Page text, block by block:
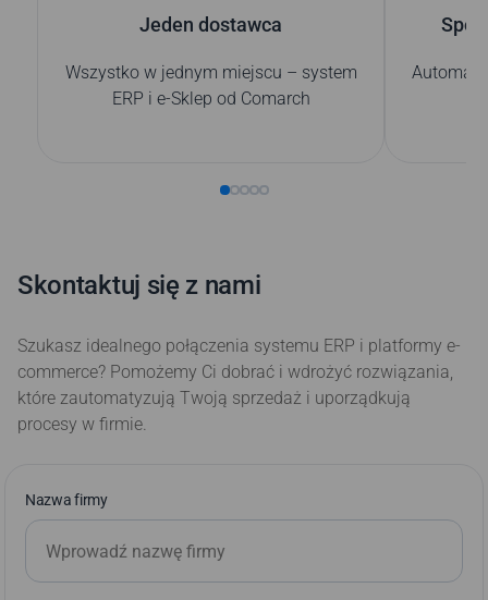
Jeden dostawca
Wszystko w jednym miejscu – system
ERP i e-Sklep od Comarch
Skontaktuj się z nami
Szukasz idealnego połączenia systemu ERP i platformy e-
commerce? Pomożemy Ci dobrać i wdrożyć rozwiązania,
które zautomatyzują Twoją sprzedaż i uporządkują
procesy w firmie.
Nazwa firmy